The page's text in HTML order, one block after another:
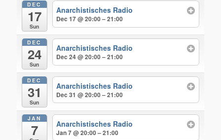
DEC
17
Sun
Anarchistisches Radio
Dec 17 @ 20:00 – 21:00
DEC
24
Sun
Anarchistisches Radio
Dec 24 @ 20:00 – 21:00
DEC
31
Sun
Anarchistisches Radio
Dec 31 @ 20:00 – 21:00
JAN
7 Anarchistisches Radio
Jan 7 @ 20:00 – 21:00